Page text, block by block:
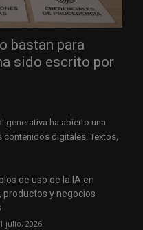
bastan para
sido escrito por
generativa ha abierto una
contenidos digitales. Textos,
de uso de la IA en
productos y negocios
julio, 2026